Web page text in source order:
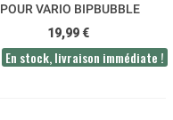
POUR VARIO BIPBUBBLE
STODEUS
19,99 €
En stock, livraison immédiate !